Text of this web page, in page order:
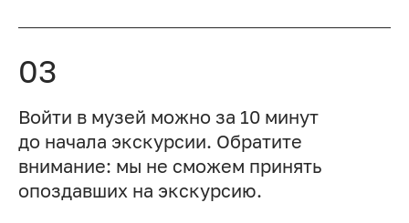
03
Войти в музей можно за 10 минут
до начала экскурсии. Обратите
внимание: мы не сможем принять
опоздавших на экскурсию.